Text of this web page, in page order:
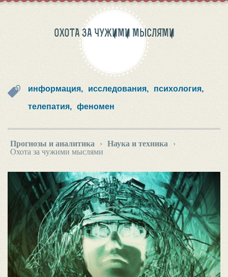
ОХОТА ЗА ЧУЖИМИ МЫСЛЯМИ
информация, исследования, психология,
телепатия, феномен
Прогнозы и аналитика › Наука и техника
›
Охота за чужими мыслями